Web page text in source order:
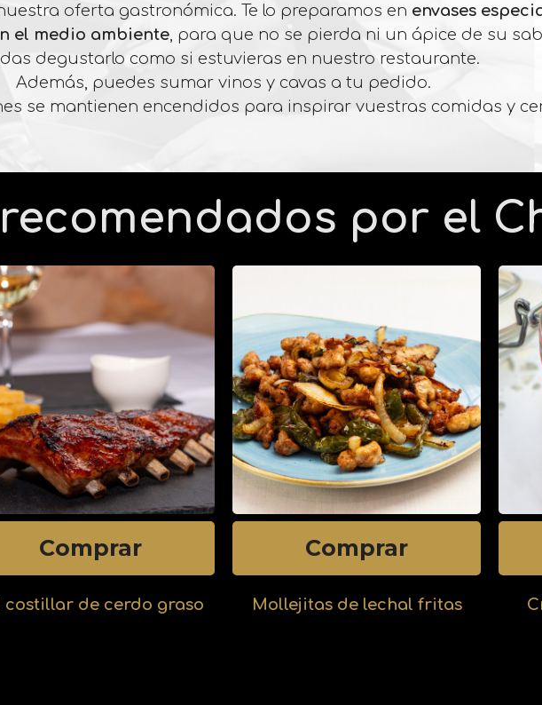
oferta gastronómica. Te lo preparamos en envases
el medio ambiente, para que no se pierda ni un ápice de su
degustarlo como si estuvieras en nuestro restaurante.
Además, puedes sumar vinos y cavas a tu pedido.
se mantienen encendidos para inspirar vuestras comidas y
por el
Comprar
costillar de cerdo graso
Comprar
Mollejitas de lechal fritas